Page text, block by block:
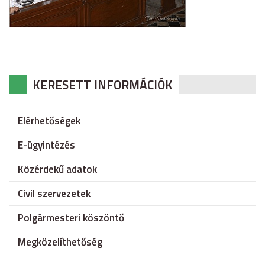
KERESETT INFORMÁCIÓK
Elérhetőségek
E-ügyintézés
Közérdekű adatok
Civil szervezetek
Polgármesteri köszöntő
Megközelíthetőség